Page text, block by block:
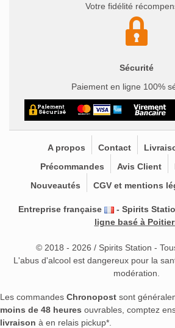
Votre fidélité
Sécurité
Paiement en ligne 100%
A propos Contact
Précommandes
Avis Client
Nouveautés
CGV et mentions
Entreprise française - Spirits
ligne basé à
© 2018 - 2026 / Spirits Station -
L'abus d'alcool est dangereux pour la
modération.
Les commandes Chronopost sont
moins de 48 heures ouvrables, comptez
livraison à en relais pickup*.